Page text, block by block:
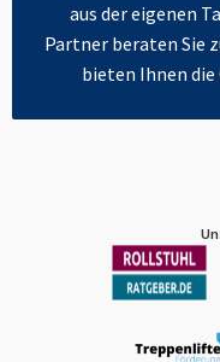
aus der eigenen
Partner beraten Sie
bieten Ihnen